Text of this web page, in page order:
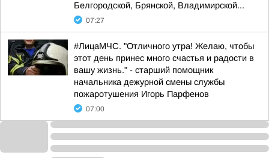
Белгородской, Брянской, Владимирской...
07:27
#ЛицаМЧС. "Отличного утра! Желаю, чтобы
этот день принес много счастья и радости в
вашу жизнь." - старший помощник
начальника дежурной смены службы
пожаротушения Игорь Парфенов
07:00